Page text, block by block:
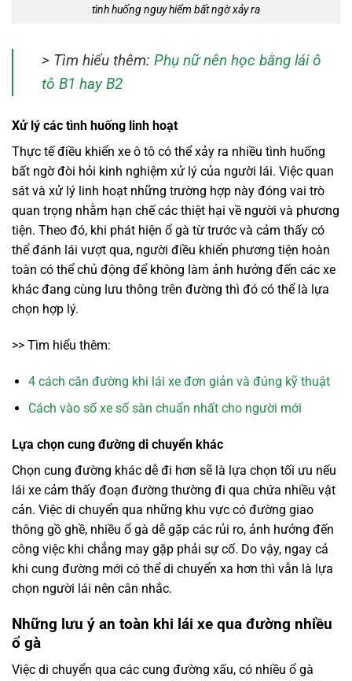
tình huống nguy hiểm bất ngờ xảy ra
> Tìm hiểu thêm: Phụ nữ nên học bằng lái ô
tô B1 hay B2
Xử lý các tình huống linh hoạt
Thực tế điều khiển xe ô tô có thể xảy ra nhiều tình huống
bất ngờ đòi hỏi kinh nghiệm xử lý của người lái. Việc quan
sát và xử lý linh hoạt những trường hợp này đóng vai trò
quan trọng nhằm hạn chế các thiệt hại về người và phương
tiện. Theo đó, khi phát hiện ổ gà từ trước và cảm thấy có
thể đánh lái vượt qua, người điều khiển phương tiện hoàn
toàn có thể chủ động để không làm ảnh hưởng đến các xe
khác đang cùng lưu thông trên đường thì đó có thể là lựa
chọn hợp lý.
>> Tìm hiểu thêm:
4 cách căn đường khi lái xe đơn giản và đúng kỹ thuật
Cách vào số xe số sàn chuẩn nhất cho người mới
Lựa chọn cung đường di chuyển khác
Chọn cung đường khác dễ đi hơn sẽ là lựa chọn tối ưu nếu
lái xe cảm thấy đoạn đường thường đi qua chứa nhiều vật
cản. Việc di chuyển qua những khu vực có đường giao
thông gồ ghề, nhiều ổ gà dễ gặp các rủi ro, ảnh hưởng đến
công việc khi chẳng may gặp phải sự cố. Do vậy, ngay cả
khi cung đường mới có thể di chuyển xa hơn thì vẫn là lựa
chọn người lái nên cân nhắc.
Những lưu ý an toàn khi lái xe qua đường nhiều
ổ gà
Việc di chuyển qua các cung đường xấu, có nhiều ổ gà